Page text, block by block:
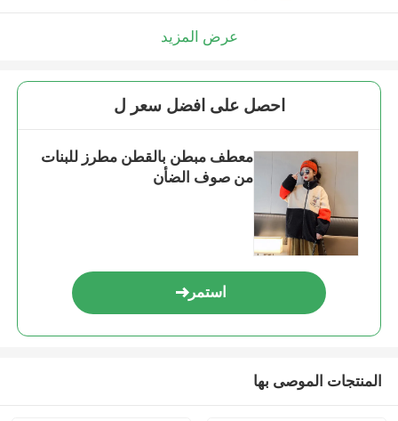
عرض المزيد
احصل على افضل سعر ل
معطف مبطن بالقطن مطرز للبنات
من صوف الضأن
استمر
المنتجات الموصى بها